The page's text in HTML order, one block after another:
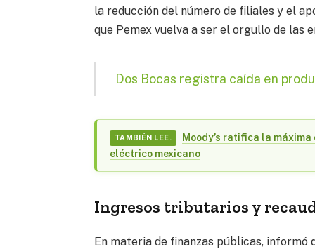
la reducción del número de filiales y el
que Pemex vuelva a ser el orgullo de las
Dos Bocas registra caída en
TAMBIÉN LEE.
Moody’s ratifica la
eléctrico mexicano
Ingresos tributarios y
En materia de finanzas públicas,